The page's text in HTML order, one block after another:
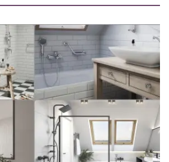
weekendowych wycieczek.